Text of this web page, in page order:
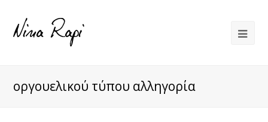
οργουελικού τύπου αλληγορία